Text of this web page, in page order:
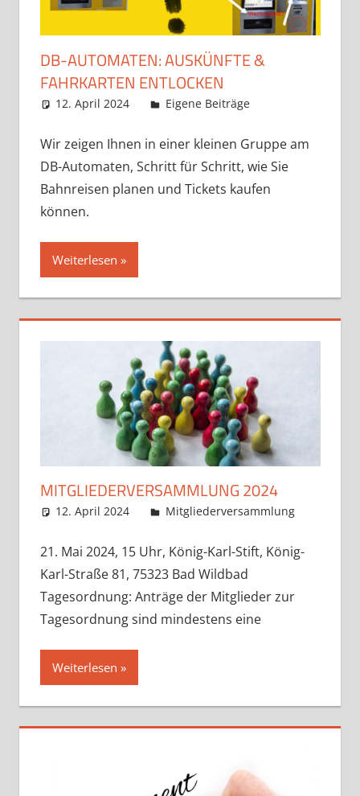
DB-AUTOMATEN: AUSKÜNFTE &
FAHRKARTEN ENTLOCKEN
12. April 2024 Claudia Ollenhauer
Eigene Beiträge
Wir zeigen Ihnen in einer kleinen Gruppe am
DB-Automaten, Schritt für Schritt, wie Sie
Bahnreisen planen und Tickets kaufen
können.
Weiterlesen
MITGLIEDERVERSAMMLUNG 2024
12. April 2024 Claudia Ollenhauer
Mitgliederversammlung
21. Mai 2024, 15 Uhr, König-Karl-Stift, König-
Karl-Straße 81, 75323 Bad Wildbad
Tagesordnung: Anträge der Mitglieder zur
Tagesordnung sind mindestens eine
Weiterlesen